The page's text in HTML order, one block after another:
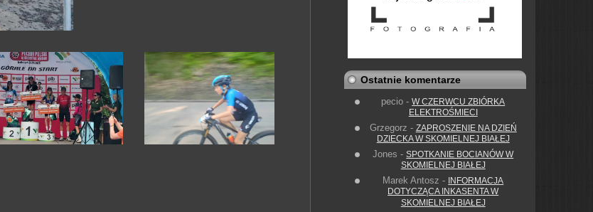
Ostatnie komentarze
pecio -W CZERWCU ZBIÓRKA
ELEKTROŚMIECI
Grzegorz - ZAPROSZENIE NA DZIEŃ
DZIECKA W SKOMIELNEJ BIAŁEJ
Jones -SPOTKANIE BOCIANÓW W
SKOMIELNEJ BIAŁEJ
Marek Antosz - INFORMACJA
DOTYCZĄCA INKASENTA W
SKOMIELNEJ BIAŁEJ